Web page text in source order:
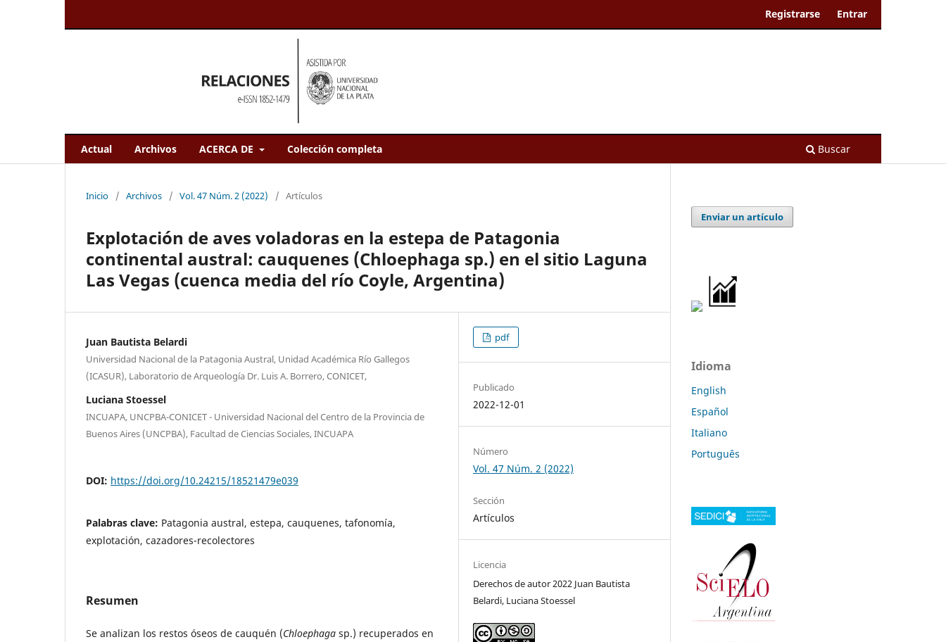
Actual Archivos ACERCA DE Colección completa Buscar
Registrarse Entrar
Inicio / Archivos / Vol. 47 Núm. 2 (2022) / Artículos
Explotación de aves voladoras en la estepa de Patagonia
continental austral: cauquenes (Chloephaga sp.) en el sitio Laguna
Las Vegas (cuenca media del río Coyle, Argentina)
Juan Bautista Belardi
Universidad Nacional de la Patagonia Austral, Unidad Académica Río Gallegos
(ICASUR), Laboratorio de Arqueología Dr. Luis A. Borrero, CONICET,
Luciana Stoessel
INCUAPA, UNCPBA-CONICET - Universidad Nacional del Centro de la Provincia de
Buenos Aires (UNCPBA), Facultad de Ciencias Sociales, INCUAPA
DOI: https://doi.org/10.24215/18521479e039
Palabras clave: Patagonia austral, estepa, cauquenes, tafonomía,
explotación, cazadores-recolectores
Resumen
Se analizan los restos óseos de cauquén (Chloephaga sp.) recuperados en
pdf
Publicado
2022-12-01
Número
Vol. 47 Núm. 2 (2022)
Sección
Artículos
Licencia
Derechos de autor 2022 Juan Bautista
Belardi, Luciana Stoessel
Enviar un artículo
Idioma
English
Español
Italiano
Português